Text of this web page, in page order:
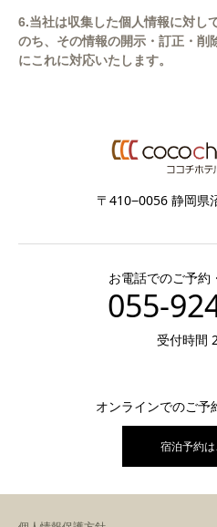
6.当社は収集した個人情報に対し
のち、その情報の開示・訂正・削
にこれに対応いたします。
〒410−0056 静岡県
お電話でのご予約
055-
受付時間
オンラインでのご予
宿泊予約